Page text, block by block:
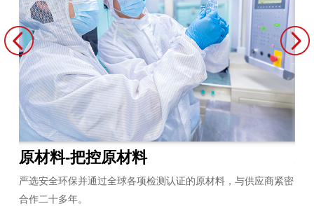
原材料-把控原材料
严选安全环保并通过全球各项检测认证的原材料，与供应商紧密
合作二十多年。